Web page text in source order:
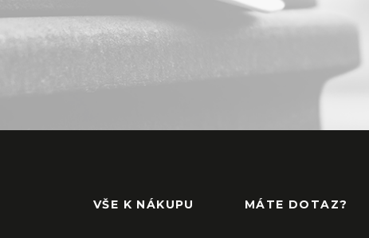
VŠE K NÁKUPU MÁTE DOTAZ?